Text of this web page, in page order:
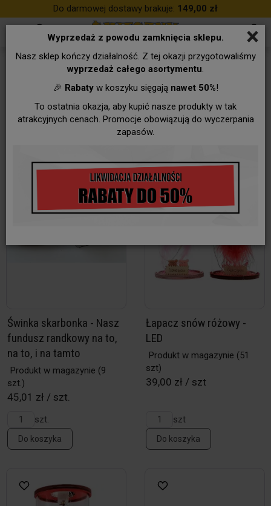
×
Wyprzedaż z powodu zamknięcia sklepu.
Nasz sklep kończy działalność. Z tej okazji przygotowaliśmy
wyprzedaż całego asortymentu.
🎉 Rabatyw koszyku sięgają nawet 50%!
To ostatnia okazja, aby kupić nasze produkty w tak
atrakcyjnych cenach. Promocje obowiązują do wyczerpania
zapasów.
Do darmowej dostawy brakuje: 149,00 zł
Świnka skarbonka - Nasz
fundusz randkowy na to,
na to, i na tamto
Produkt w magazynie (9
szt.)
45,01 zł / szt.
szt.
Do koszyka
Łapacz snów różowy -
LED
Produkt w magazynie (51
szt)
39,00 zł / szt
szt
Do koszyka